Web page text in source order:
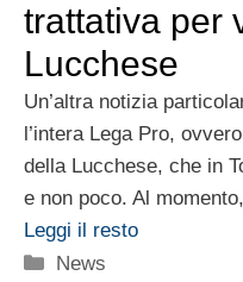
trattativa per
Lucchese
Un’altra notizia
l’intera Lega Pro,
della Lucchese, che in
e non poco. Al
Leggi il resto
Categorie
News